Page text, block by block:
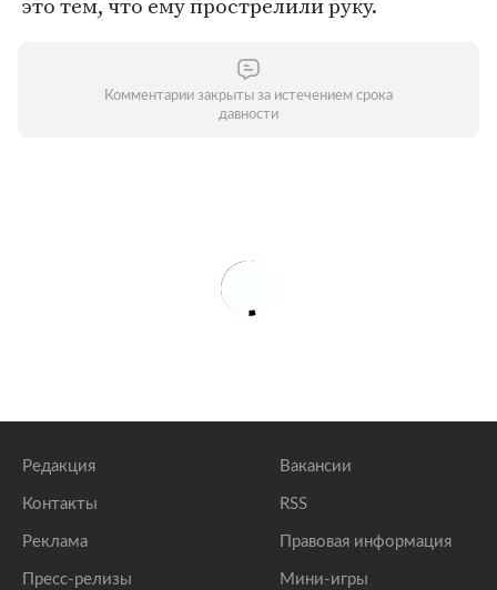
Комментарии закрыты за истечением срока
давности
Редакция
Контакты
Реклама
Пресс-релизы
Вакансии
RSS
Правовая информация
Мини-игры